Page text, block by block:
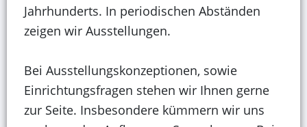
Jahrhunderts. In periodischen Abständen
zeigen wir Ausstellungen.
Bei Ausstellungskonzeptionen, sowie
Einrichtungsfragen stehen wir Ihnen gerne
zur Seite. Insbesondere kümmern wir uns